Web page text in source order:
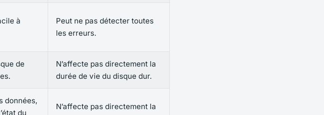
à
Peut ne pas détecter toutes
les erreurs.
de
N’affecte pas directement la
durée de vie du disque dur.
données,
du
N’affecte pas directement la